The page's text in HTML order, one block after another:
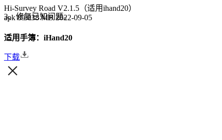
3、修复已知问题。
Hi-Survey Road V2.1.5（适用ihand20）
apk 89.038 MB 2022-09-05
适用手簿：iHand20
下载